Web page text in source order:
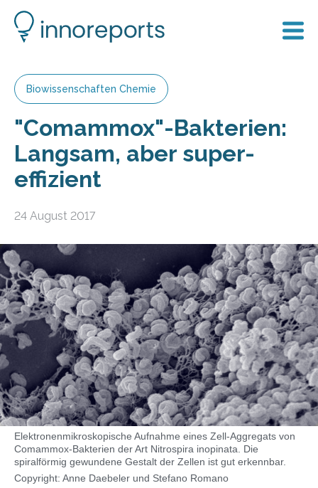
Biowissenschaften Chemie
"Comammox"-Bakterien:
Langsam, aber super-
effizient
24 August 2017
Elektronenmikroskopische Aufnahme eines Zell-Aggregats von
Comammox-Bakterien der Art Nitrospira inopinata. Die
spiralförmig gewundene Gestalt der Zellen ist gut erkennbar.
Copyright: Anne Daebeler und Stefano Romano